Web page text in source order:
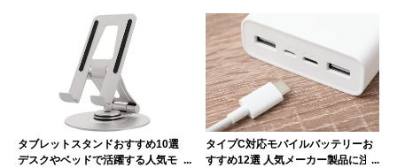
タブレットスタンドおすすめ10選
デスクやベッドで活躍する人気モデ
タイプC対応モバイルバッテリーお
すすめ12選 人気メーカー製品に注